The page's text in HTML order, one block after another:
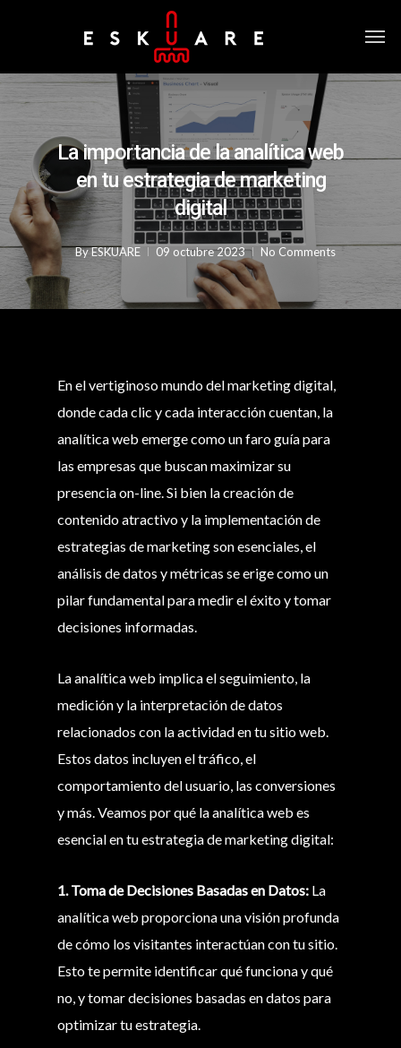
La importancia de la analítica web
en tu estrategia de marketing
digital
ByESKUARE 09 octubre 2023 No Comments
En el vertiginoso mundo del marketing digital,
donde cada clic y cada interacción cuentan, la
analítica web emerge como un faro guía para
las empresas que buscan maximizar su
presencia on-line. Si bien la creación de
contenido atractivo y la implementación de
estrategias de marketing son esenciales, el
análisis de datos y métricas se erige como un
pilar fundamental para medir el éxito y tomar
decisiones informadas.
La analítica web implica el seguimiento, la
medición y la interpretación de datos
relacionados con la actividad en tu sitio web.
Estos datos incluyen el tráfico, el
comportamiento del usuario, las conversiones
y más. Veamos por qué la analítica web es
esencial en tu estrategia de marketing digital:
1. Toma de Decisiones Basadas en Datos: La
analítica web proporciona una visión profunda
de cómo los visitantes interactúan con tu sitio.
Esto te permite identificar qué funciona y qué
no, y tomar decisiones basadas en datos para
optimizar tu estrategia.